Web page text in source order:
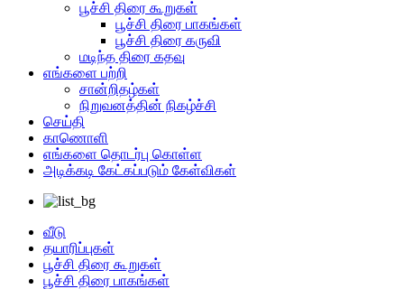
பூச்சி திரை கூறுகள்
பூச்சி திரை பாகங்கள்
பூச்சி திரை கருவி
மடிந்த திரை கதவு
எங்களை பற்றி
சான்றிதழ்கள்
நிறுவனத்தின் நிகழ்ச்சி
செய்தி
காணொளி
எங்களை தொடர்பு கொள்ள
அடிக்கடி கேட்கப்படும் கேள்விகள்
வீடு
தயாரிப்புகள்
பூச்சி திரை கூறுகள்
பூச்சி திரை பாகங்கள்